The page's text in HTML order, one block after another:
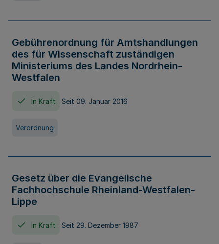
Gebührenordnung für Amtshandlungen
des für Wissenschaft zuständigen
Ministeriums des Landes Nordrhein-
Westfalen
In Kraft Seit 09. Januar 2016
Verordnung
Gesetz über die Evangelische
Fachhochschule Rheinland-Westfalen-
Lippe
In Kraft Seit 29. Dezember 1987